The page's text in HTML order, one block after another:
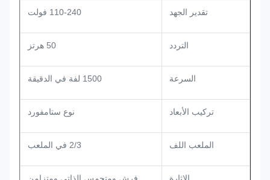
تقدير الجهد 110-240 فولت
التردد 50 هرتز
السرعة 1500 لفة في الدقيقة
تركيب الأبعاد نوع ستامفورد
الملعب اللف 2/3 في الملعب